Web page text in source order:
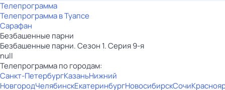
Телепрограмма
Телепрограмма в Туапсе
Сарафан
Безбашенные парни
Безбашенные парни. Сезон 1. Серия 9-я
null
Телепрограмма по городам:
Санкт-ПетербургКазаньНижний
НовгородЧелябинскЕкатеринбургНовосибирскСочи